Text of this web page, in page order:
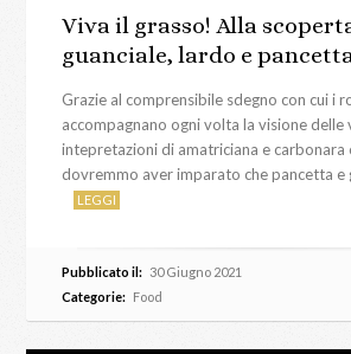
Viva il grasso! Alla
guanciale, lardo e
Grazie al comprensibile sdegno con cui i
accompagnano ogni volta la visione delle
intepretazioni di amatriciana e
dovremmo aver imparato che pancetta e
LEGGI
Pubblicato il: 30 Giugno 2021
Categorie: Food